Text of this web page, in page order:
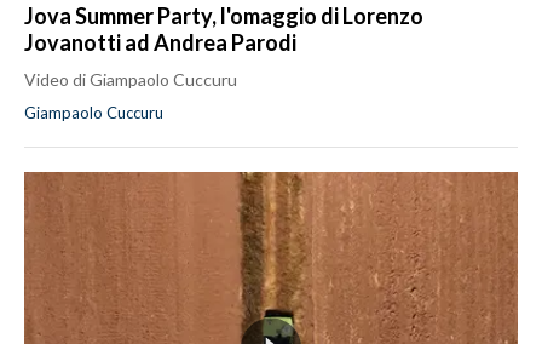
Jova Summer Party, l'omaggio di Lorenzo
Jovanotti ad Andrea Parodi
Video di Giampaolo Cuccuru
Giampaolo Cuccuru